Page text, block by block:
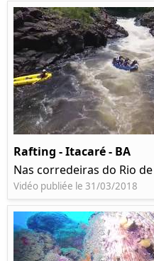
Rafting - Itacaré - BA
Nas corredeiras do Rio
Vidéo publiée le 31/03/2018